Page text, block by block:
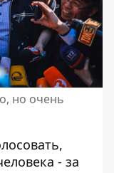
но очень